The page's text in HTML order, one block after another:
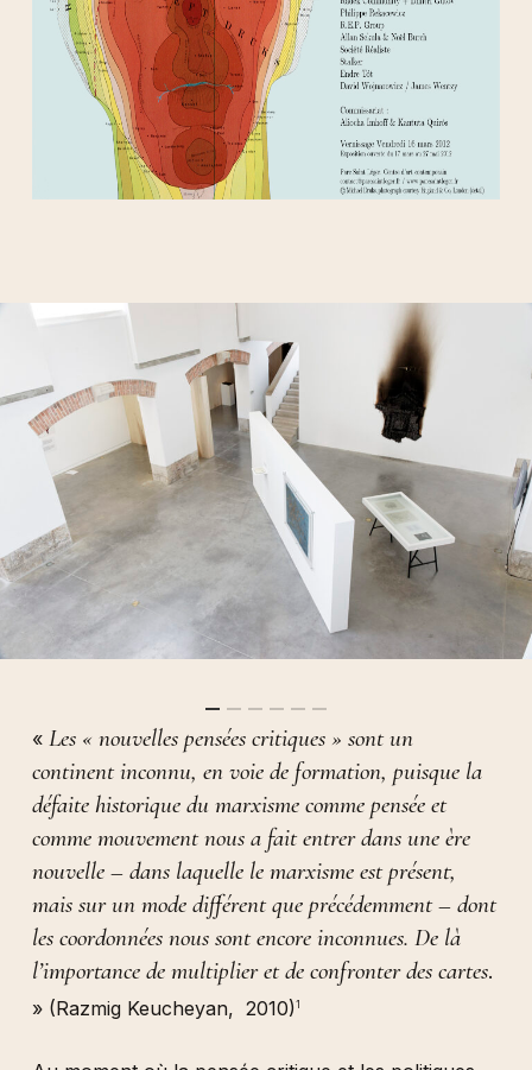
« Les « nouvelles pensées critiques » sont un
continent inconnu, en voie de formation, puisque la
défaite historique du marxisme comme pensée et
comme mouvement nous a fait entrer dans une ère
nouvelle – dans laquelle le marxisme est présent,
mais sur un mode différent que précédemment – dont
les coordonnées nous sont encore inconnues. De là
l’importance de multiplier et de confronter des cartes.
» (Razmig Keucheyan, 2010)1